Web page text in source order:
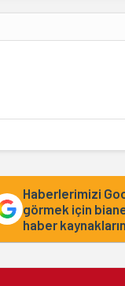
Haberlerimizi
görmek için
haber